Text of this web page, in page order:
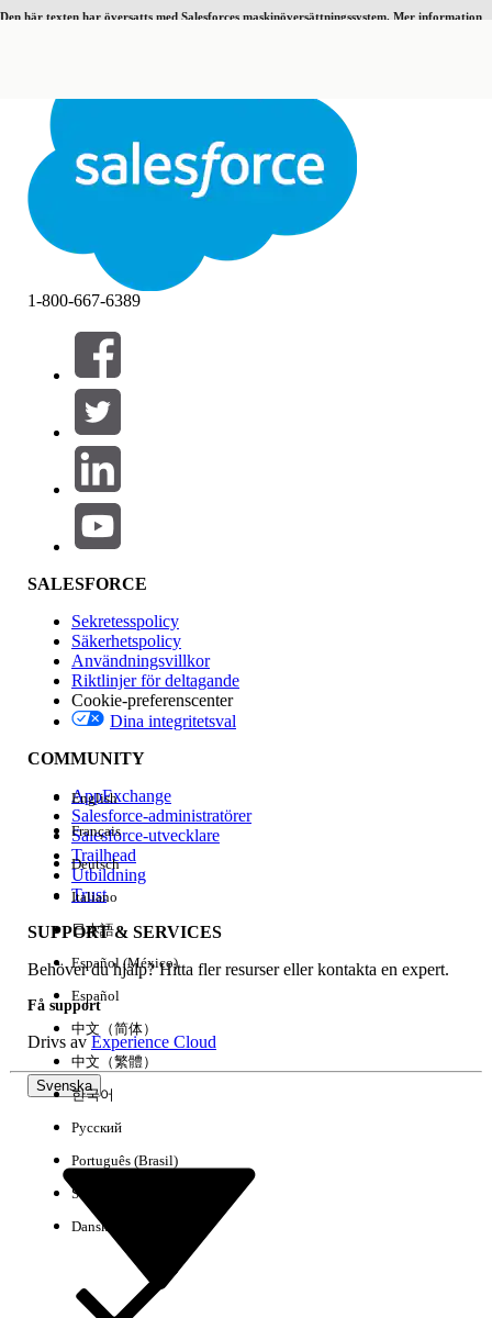
Den här texten har översatts med Salesforces maskinöversättningssystem. Mer information
StängStäng
Filter (0)
VÄLJ FILTER
Produktområde
Funktionspåverkan
Version
Händelse
Rensa alla Klart
1-800-667-6389
SALESFORCE
Sekretesspolicy
Säkerhetspolicy
Användningsvillkor
Riktlinjer för deltagande
Cookie-preferenscenter
Dina integritetsval
COMMUNITY
AppExchange
Salesforce-administratörer
Salesforce-utvecklare
Trailhead
Utbildning
Trust
SUPPORT & SERVICES
Behöver du hjälp? Hitta fler resurser eller kontakta en expert.
Få support
Drivs avExperience Cloud
Svenska
English
Français
Deutsch
Italiano
日本語
Español (México)
Español
中文（简体）
中文（繁體）
한국어
Русский
Português (Brasil)
Suomi
Dansk